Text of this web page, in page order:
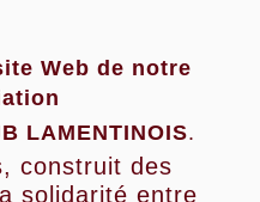
Web de notre
LAMENTINOIS.
construit des
solidarité entre